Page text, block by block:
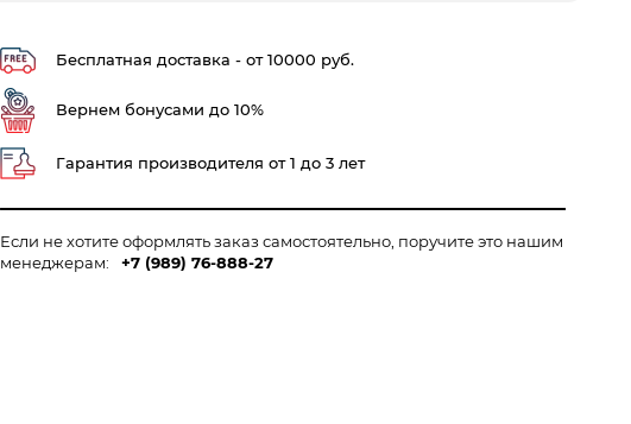
МИНИ
Бесплатная доставка - от 10000 руб.
Вернем бонусами до 10%
Гарантия производителя от 1 до 3 лет
Если не хотите оформлять заказ самостоятельно, поручите это нашим
менеджерам:
+7 (989) 76-888-27